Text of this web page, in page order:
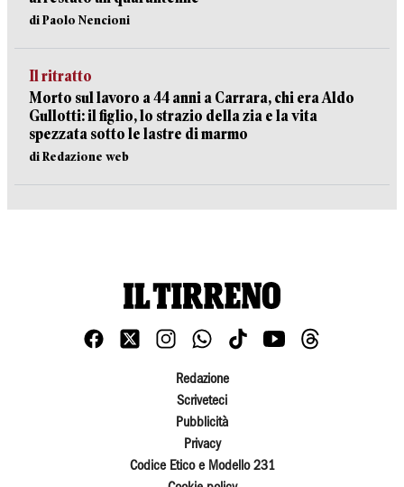
di Paolo Nencioni
Il ritratto
Morto sul lavoro a 44 anni a Carrara, chi era Aldo
Gullotti: il figlio, lo strazio della zia e la vita
spezzata sotto le lastre di marmo
di Redazione web
Redazione
Scriveteci
Pubblicità
Privacy
Codice Etico e Modello 231